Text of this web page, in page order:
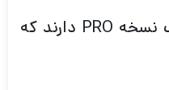
تا بحال معرفی شد اند یک نسخه PRO دارند که